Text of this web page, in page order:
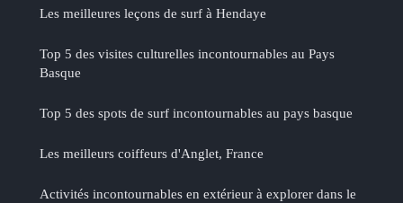
Les meilleures leçons de surf à Hendaye
Top 5 des visites culturelles incontournables au Pays
Basque
Top 5 des spots de surf incontournables au pays basque
Les meilleurs coiffeurs d'Anglet, France
Activités incontournables en extérieur à explorer dans le